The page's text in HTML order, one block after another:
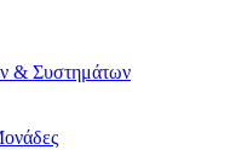
& Συστημάτων